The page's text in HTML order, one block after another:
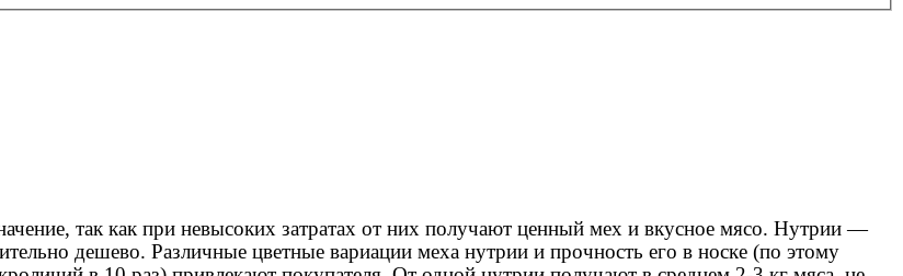
так как при невысоких затратах от них получают ценный мех и вкусное мясо. Нутрии —
дешево. Различные цветные вариации меха нутрии и прочность его в носке (по этому